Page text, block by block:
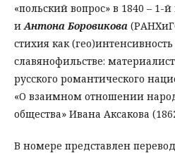
«польский вопрос» в 1840 – 1-
иАнтона Боровикова
стихия как
славянофильстве:
русского романтического
«О взаимном отношении
общества» Ивана Аксакова
В номере представлен